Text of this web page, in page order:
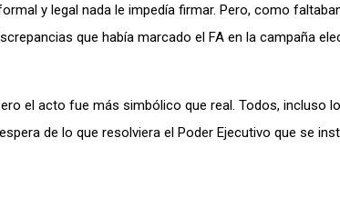
y legal nada le impedía firmar. Pero, como
que había marcado el FA en la campaña
el acto fue más simbólico que real. Todos, incluso
de lo que resolviera el Poder Ejecutivo que se